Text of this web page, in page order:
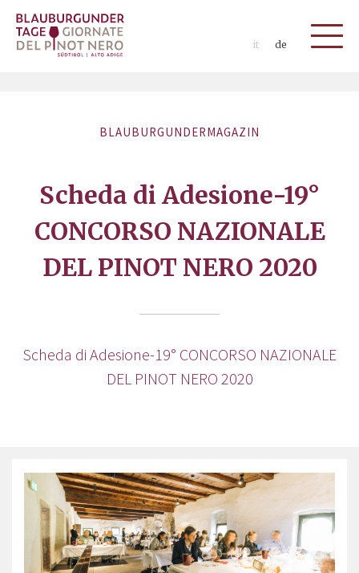
it de
BLAUBURGUNDERMAGAZIN
Scheda di Adesione-19°
CONCORSO NAZIONALE
DEL PINOT NERO 2020
Scheda di Adesione-19° CONCORSO NAZIONALE
DEL PINOT NERO 2020